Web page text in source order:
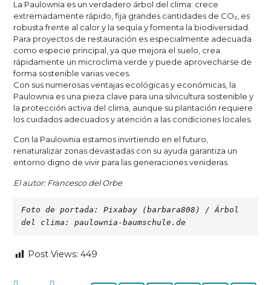
La Paulownia es un verdadero árbol del clima: crece
extremadamente rápido, fija grandes cantidades de CO₂, es
robusta frente al calor y la sequía y fomenta la biodiversidad.
Para proyectos de restauración es especialmente adecuada
como especie principal, ya que mejora el suelo, crea
rápidamente un microclima verde y puede aprovecharse de
forma sostenible varias veces.
Con sus numerosas ventajas ecológicas y económicas, la
Paulownia es una pieza clave para una silvicultura sostenible y
la protección activa del clima, aunque su plantación requiere
los cuidados adecuados y atención a las condiciones locales.
Con la Paulownia estamos invirtiendo en el futuro,
renaturalizar zonas devastadas con su ayuda garantiza un
entorno digno de vivir para las generaciones venideras.
El autor: Francesco del Orbe
Foto de portada: Pixabay (barbara808) / Árbol
del clima: paulownia-baumschule.de
Post Views: 449